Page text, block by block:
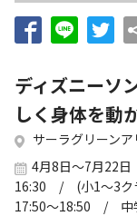
053-411-
メールフ
教室・イベントに
各教室・イベントペ
ディズニーソ
しく身体を動
サーラグリーン
4月8日～7月22
16:30 / (小1～3ク
17:50～18:50 / 中